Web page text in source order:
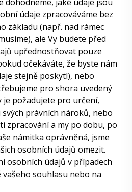
údaje zpracováváme bez
základu (např. nad rámec
ale Vy budete před
upřednostňovat pouze
očekáváte, že byste nám
stejně poskytl), nebo
pro shora uvedený
je požadujete pro určení,
právních nároků, nebo
zpracování a my po dobu, po
námitka oprávněná, jsme
osobních údajů omezit.
osobních údajů v případech
vašeho souhlasu nebo na